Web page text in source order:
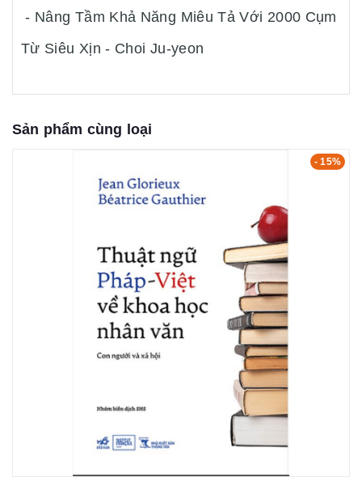
- Nâng Tầm Khả Năng Miêu Tả Với 2000 Cụm
Từ Siêu Xịn - Choi Ju-yeon
Sản phẩm cùng loại
- 15%